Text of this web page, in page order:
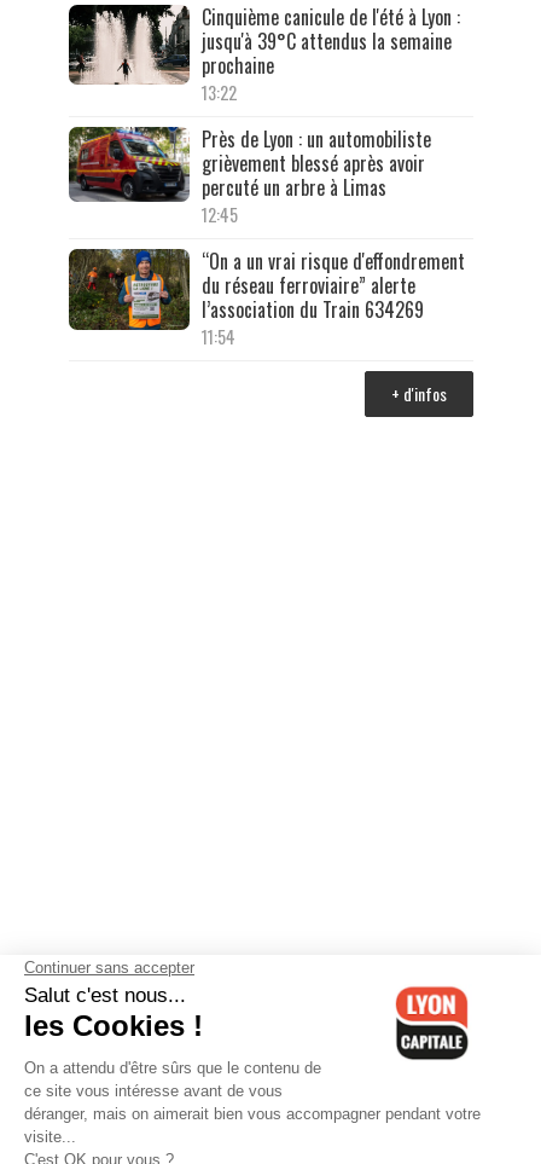
Cinquième canicule de l'été à Lyon :
jusqu'à 39°C attendus la semaine
prochaine
13:22
Près de Lyon : un automobiliste
grièvement blessé après avoir
percuté un arbre à Limas
12:45
“On a un vrai risque d'effondrement
du réseau ferroviaire” alerte
l’association du Train 634269
11:54
+ d'infos